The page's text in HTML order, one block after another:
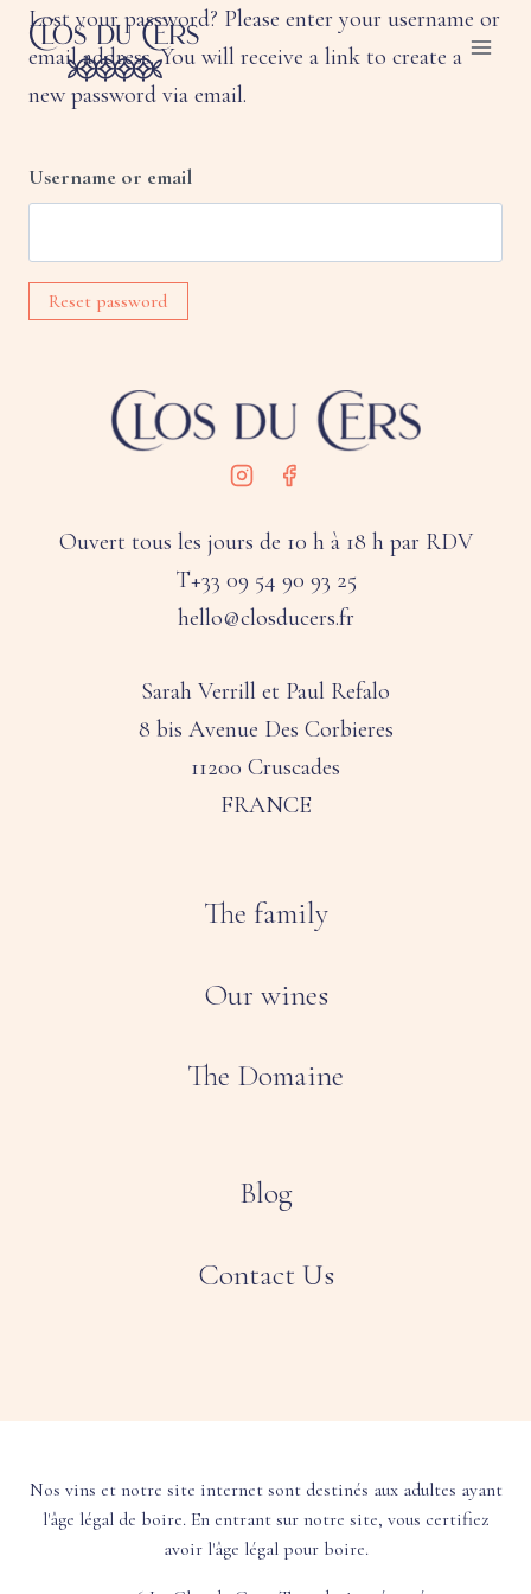
Skip
content
Lost your password? Please enter your username or
email address. You will receive a link to create a
new password via email.
Username or email
Reset password
Ouvert tous les jours de 10 h à 18 h par RDV
T+33 09 54 90 93 25
hello@closducers.fr
Sarah Verrill et Paul Refalo
8 bis Avenue Des Corbieres
11200 Cruscades
FRANCE
The family
Our wines
The Domaine
Blog
Contact Us
Nos vins et notre site internet sont destinés aux adultes ayant
l'âge légal de boire. En entrant sur notre site, vous certifiez
avoir l'âge légal pour boire.